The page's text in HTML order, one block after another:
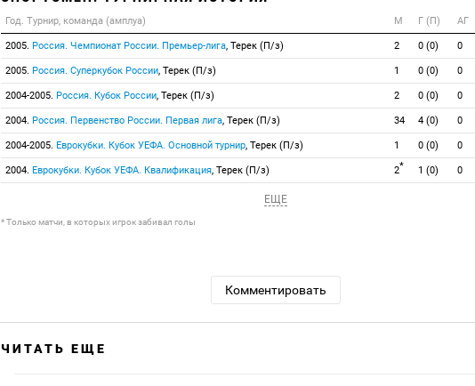
Год. Турнир, команда (амплуа) М Г (П) АГ
2005. Россия. Чемпионат России. Премьер-лига, Терек (П/з) 2 0 (0) 0
2005. Россия. Суперкубок России, Терек (П/з) 1 0 (0) 0
2004-2005. Россия. Кубок России, Терек (П/з) 2 0 (0) 0
2004. Россия. Первенство России. Первая лига, Терек (П/з) 34 4 (0) 0
2004-2005. Еврокубки. Кубок УЕФА. Основной турнир, Терек (П/з) 1 0 (0) 0
2004. Еврокубки. Кубок УЕФА. Квалификация, Терек (П/з) 2* 1 (0) 0
ЕЩЕ
* Только матчи, в которых игрок забивал голы
Комментировать
ЧИТАТЬ ЕЩЕ